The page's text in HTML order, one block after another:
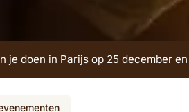
doen in
je doen in Parijs op 25 december